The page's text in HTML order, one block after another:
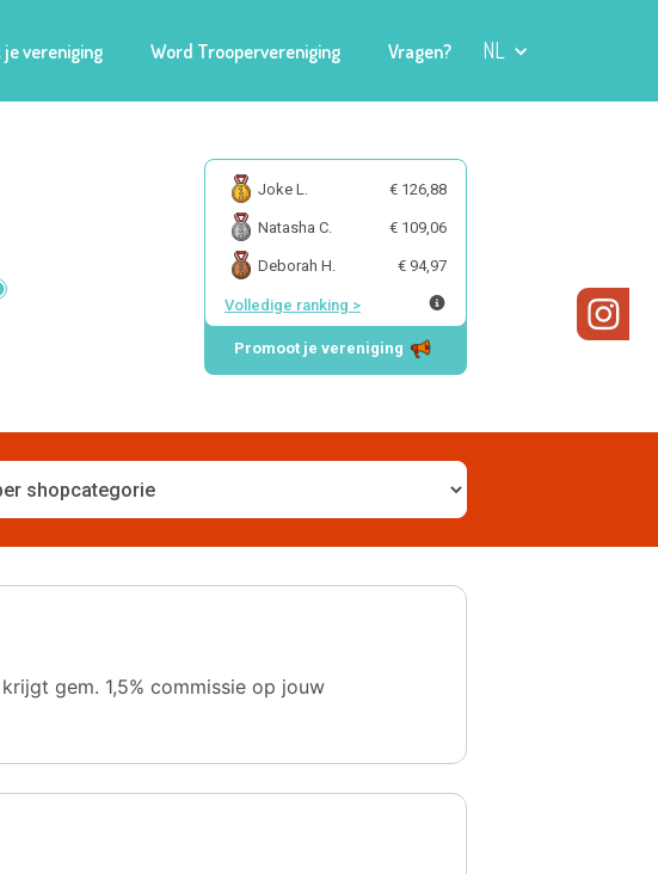
je vereniging Word Troopervereniging Vragen? NL
Joke L. € 126,88
Natasha C. € 109,06
Deborah H. € 94,97
Volledige ranking >
Promoot je vereniging
gem. 1,5% commissie op jouw